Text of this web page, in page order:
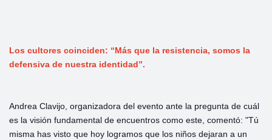
Los cultores coinciden: “Más que la resistencia, somos la
defensiva de nuestra identidad”.
Andrea Clavijo, organizadora del evento ante la pregunta de cuál
es la visión fundamental de encuentros como este, comentó: "Tú
misma has visto que hoy logramos que los niños dejaran a un